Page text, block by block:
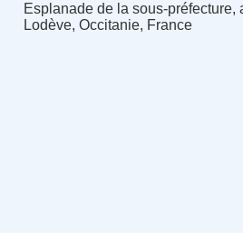
Esplanade de la sous-préfecture,
Lodève, Occitanie, France